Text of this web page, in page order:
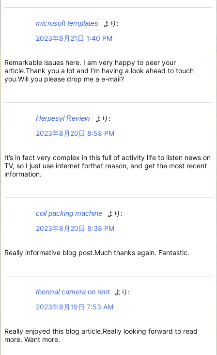
microsoft templates
より:
2023年8月21日 1:40 PM
Remarkable issues here. I am very happy to peer your
article.Thank you a lot and I’m having a look ahead to touch
you.Will you please drop me a e-mail?
Herpesyl Review
より:
2023年8月20日 8:58 PM
It’s in fact very complex in this full of activity life to listen news on
TV, so I just use internet forthat reason, and get the most recent
information.
coil packing machine
より:
2023年8月20日 8:38 PM
Really informative blog post.Much thanks again. Fantastic.
thermal camera on rent
より:
2023年8月19日 7:53 AM
Really enjoyed this blog article.Really looking forward to read
more. Want more.